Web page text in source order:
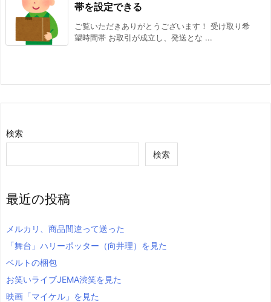
帯を設定できる
ご覧いただきありがとうございます！ 受け取り希
望時間帯 お取引が成立し、発送とな ...
検索
検索
最近の投稿
メルカリ、商品間違って送った
「舞台」ハリーポッター（向井理）を見た
ベルトの梱包
お笑いライブJEMA渋笑を見た
映画「マイケル」を見た